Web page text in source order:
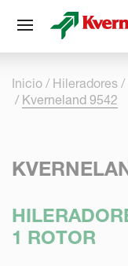
Inicio Hileradores
Kverneland 9542
1 ROTOR
Panel de gestión de